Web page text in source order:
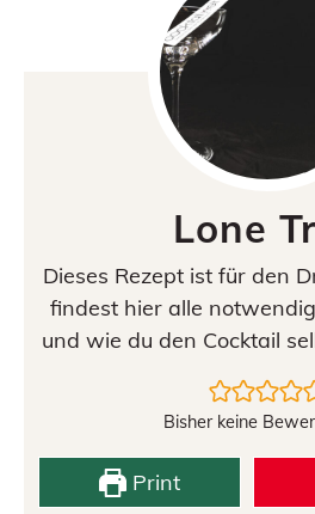
Lone
Dieses Rezept ist für den
findest hier alle
und wie du den Cocktail
Bisher keine
Print